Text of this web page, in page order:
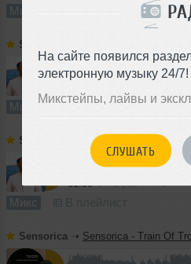
На сайте появился
электронную музыку 24/7!
Микстейпы, лайвы и
СЛУШАТЬ
Микс В плейлист (в 1
Sensorica
Микс В плейлист
Sensorica Sensorica February
61:30 41 раз 3
Микс
Sensorica ➝ Sensorica - Train Of Trought